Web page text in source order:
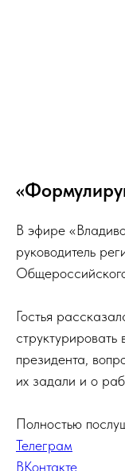
В эфире
руководитель
Гостья
президента,
их задали и о
Полностью
Телеграм
ВКонтакте